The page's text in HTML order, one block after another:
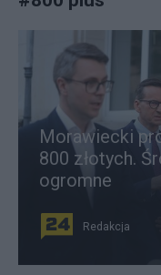
Morawiecki
800 złotych.
ogromne
Redakcja